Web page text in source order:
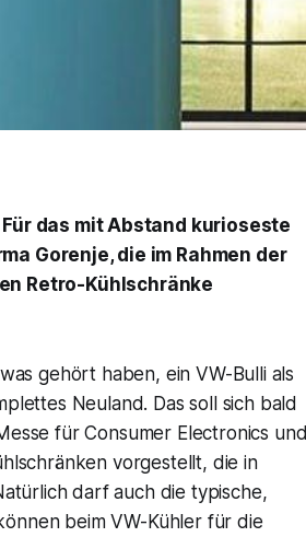
das mit Abstand kurioseste
Gorenje, die im Rahmen der
Retro-Kühlschränke
gehört haben, ein VW-Bulli als
Neuland. Das soll sich bald
für Consumer Electronics und
vorgestellt, die in
darf auch die typische,
beim VW-Kühler für die